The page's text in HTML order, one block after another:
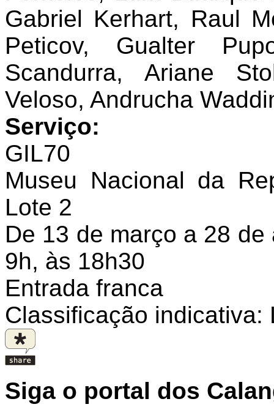
Gabriel Kerhart, Raul
Peticov, Gualter
Scandurra, Ariane
Veloso, Andrucha
Serviço:
GIL70
Museu Nacional da
Lote 2
De 13 de março a 28
9h, às 18h30
Entrada franca
Classificação indicativa:
Siga o portal dos